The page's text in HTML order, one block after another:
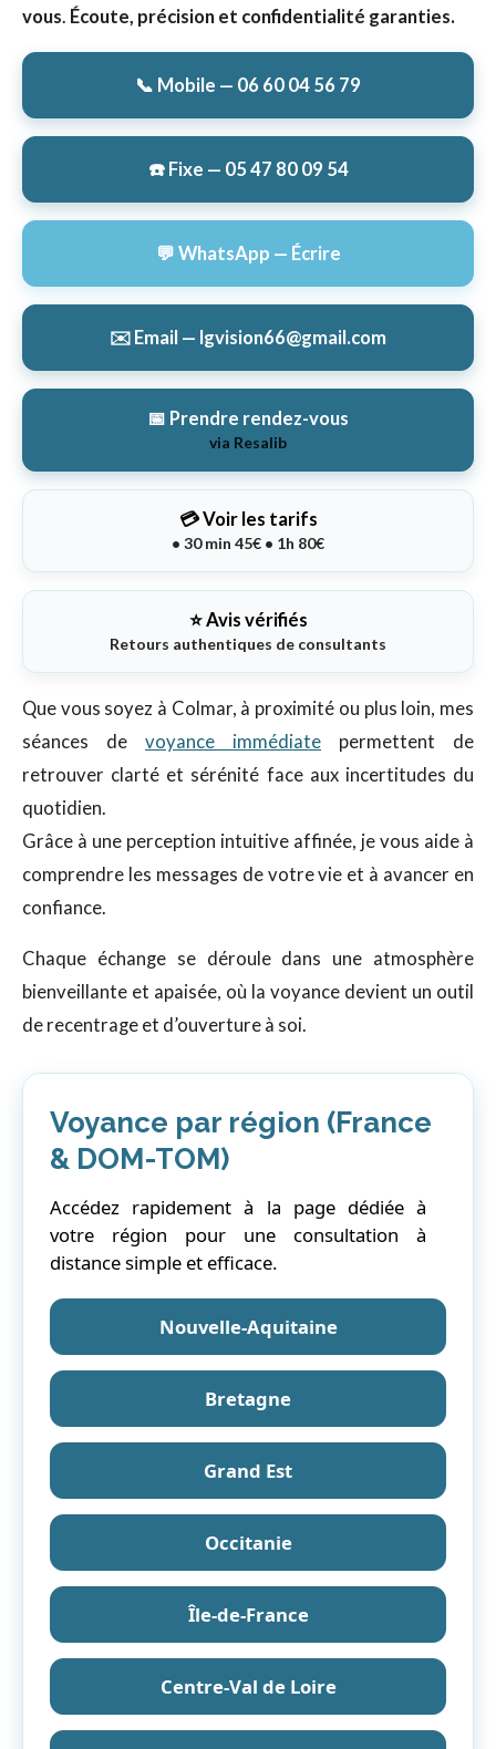
vous. Écoute, précision et confidentialité garanties.
📞 Mobile — 06 60 04 56 79
☎️ Fixe — 05 47 80 09 54
💬 WhatsApp — Écrire
✉️ Email — lgvision66@gmail.com
📅 Prendre rendez-vous
via Resalib
💳 Voir les tarifs
• 30 min 45€ • 1h 80€
⭐ Avis vérifiés
Retours authentiques de consultants
Que vous soyez à Colmar, à proximité ou plus loin, mes
séances de voyance immédiate permettent de
retrouver clarté et sérénité face aux incertitudes du
quotidien.
Grâce à une perception intuitive affinée, je vous aide à
comprendre les messages de votre vie et à avancer en
confiance.
Chaque échange se déroule dans une atmosphère
bienveillante et apaisée, où la voyance devient un outil
de recentrage et d’ouverture à soi.
Voyance par région (France
& DOM-TOM)
Accédez rapidement à la page dédiée à
votre région pour une consultation à
distance simple et efficace.
Nouvelle-Aquitaine
Bretagne
Grand Est
Occitanie
Île-de-France
Centre-Val de Loire